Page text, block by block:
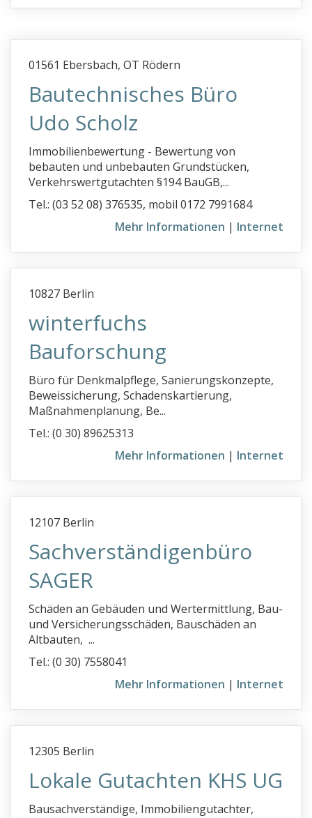
01561 Ebersbach, OT Rödern
Bautechnisches Büro
Udo Scholz
Immobilienbewertung - Bewertung von
bebauten und unbebauten Grundstücken,
Verkehrswertgutachten §194 BauGB,...
Tel.: (03 52 08) 376535, mobil 0172 7991684
Mehr Informationen | Internet
10827 Berlin
winterfuchs
Bauforschung
Büro für Denkmalpflege, Sanierungskonzepte,
Beweissicherung, Schadenskartierung,
Maßnahmenplanung, Be...
Tel.: (0 30) 89625313
Mehr Informationen | Internet
12107 Berlin
Sachverständigenbüro
SAGER
Schäden an Gebäuden und Wertermittlung, Bau-
und Versicherungsschäden, Bauschäden an
Altbauten, ...
Tel.: (0 30) 7558041
Mehr Informationen | Internet
12305 Berlin
Lokale Gutachten KHS UG
Bausachverständige, Immobiliengutachter,